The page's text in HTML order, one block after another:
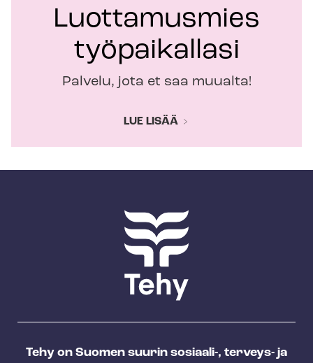
Luottamusmies
työpaikallasi
Palvelu, jota et saa muualta!
LUE LISÄÄ
Tehy on Suomen suurin sosiaali-, terveys- ja